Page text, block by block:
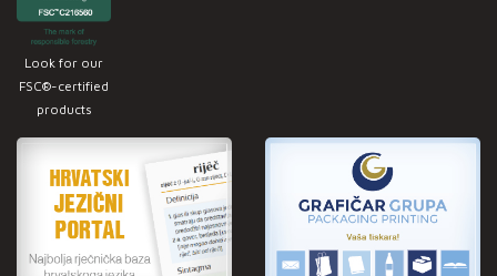
Look for our
FSC®-certified
products